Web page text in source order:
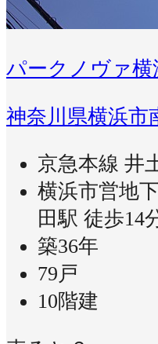
パークノヴァ横
神奈川県横浜市
京急本線 井
横浜市営地
田駅 徒歩14
築36年
79戸
10階建